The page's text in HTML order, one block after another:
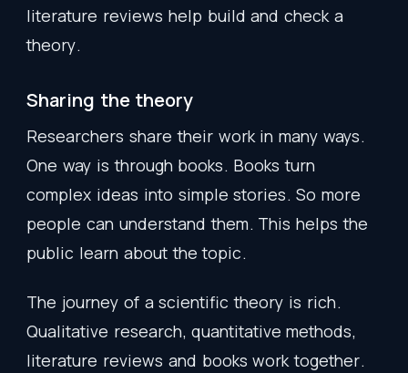
literature reviews help build and check a
theory.
Sharing the theory
Researchers share their work in many ways.
One way is through books. Books turn
complex ideas into simple stories. So more
people can understand them. This helps the
public learn about the topic.
The journey of a scientific theory is rich.
Qualitative research, quantitative methods,
literature reviews and books work together.